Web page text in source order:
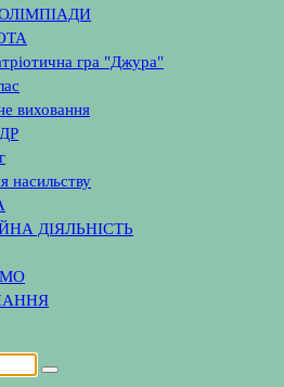
гра "Джура"
виховання
насильству
ДІЯЛЬНІСТЬ